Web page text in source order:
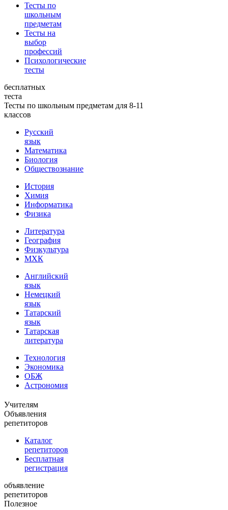
Тесты по
школьным
предметам
Тесты на
выбор
профессий
Психологические
тесты
бесплатных
теста
Тесты по школьным предметам для 8-11
классов
Русский
язык
Математика
Биология
Обществознание
История
Химия
Информатика
Физика
Литература
География
Физкультура
МХК
Английский
язык
Немецкий
язык
Татарский
язык
Татарская
литература
Технология
Экономика
ОБЖ
Астрономия
Учителям
Объявления
репетиторов
Каталог
репетиторов
Бесплатная
регистрация
объявление
репетиторов
Полезное